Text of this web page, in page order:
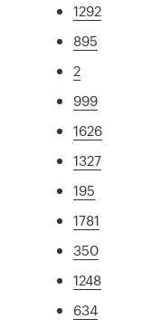
1292
895
2
999
1626
1327
195
1781
350
1248
634